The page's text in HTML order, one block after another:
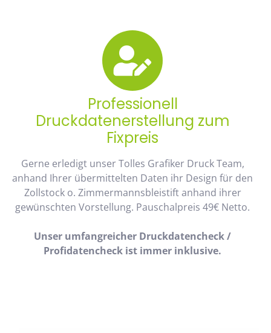
Professionell
Druckdatenerstellung zum
Fixpreis
Gerne erledigt unser Tolles Grafiker Druck Team,
anhand Ihrer übermittelten Daten ihr Design für den
Zollstock o. Zimmermannsbleistift anhand ihrer
gewünschten Vorstellung. Pauschalpreis 49€ Netto.
Unser umfangreicher Druckdatencheck /
Profidatencheck ist immer inklusive.